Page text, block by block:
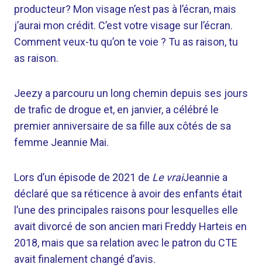
producteur? Mon visage n’est pas à l’écran, mais
j’aurai mon crédit. C’est votre visage sur l’écran.
Comment veux-tu qu’on te voie ? Tu as raison, tu
as raison.
Jeezy a parcouru un long chemin depuis ses jours
de trafic de drogue et, en janvier, a célébré le
premier anniversaire de sa fille aux côtés de sa
femme Jeannie Mai.
Lors d’un épisode de 2021 de Le vraiJeannie a
déclaré que sa réticence à avoir des enfants était
l’une des principales raisons pour lesquelles elle
avait divorcé de son ancien mari Freddy Harteis en
2018, mais que sa relation avec le patron du CTE
avait finalement changé d’avis.